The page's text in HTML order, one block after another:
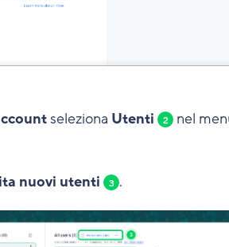
seleziona Utenti 2
nel
nuovi utenti 3 .